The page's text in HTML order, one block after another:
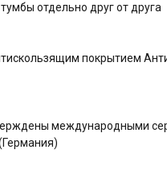
отдельно друг от друга
покрытием
международными